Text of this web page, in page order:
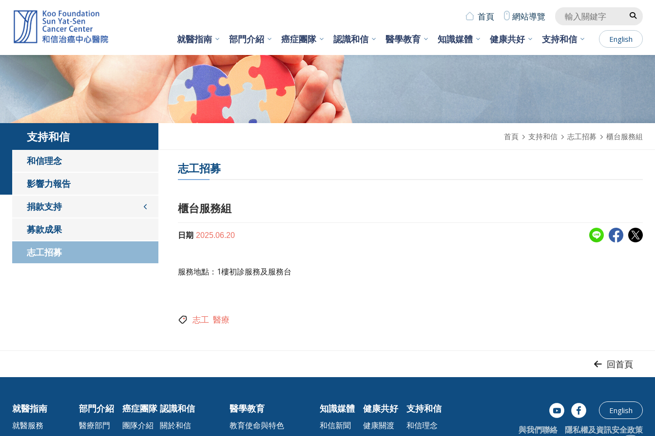
首頁 網站導覽
就醫指南 部門介紹 癌症團隊 認識和信 醫學教育 知識媒體 健康共好 支持和信 English
支持和信 首頁 支持和信 志工招募 櫃台服務組
和信理念
影響力報告
捐款支持
募款成果
志工招募
志工招募
櫃台服務組
日期 2025.06.20
服務地點：1樓初診服務及服務台
志工 醫療
回首頁
就醫指南
就醫服務
部門介紹
醫療部門
癌症團隊
團隊介紹
認識和信
關於和信
醫學教育
教育使命與特色
知識媒體
和信新聞
健康共好
健康關渡
支持和信
和信理念
English
與我們聯絡 隱私權及資訊安全政策